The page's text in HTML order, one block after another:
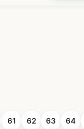
61 62 63 64